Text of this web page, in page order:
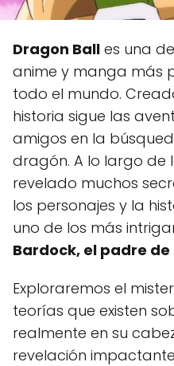
Dragon Ball es una
anime y manga más
todo el mundo.
historia sigue las
amigos en la
dragón. A lo largo de
revelado muchos
los personajes y la
uno de los más
Bardock, el padre de
Exploraremos el
teorías que existen
realmente en su
revelación